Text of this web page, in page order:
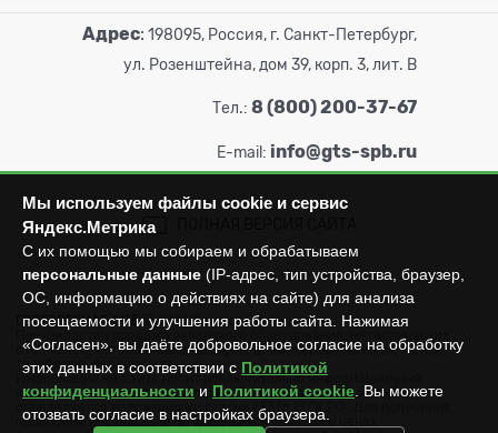
Адрес: 198095, Россия, г. Санкт-Петербург,
ул. Розенштейна, дом 39, корп. 3, лит. В
Тел.: 8 (800) 200-37-67
E-mail: info@gts-spb.ru
ГОРТОРГСНАБ СПб © 2026Все права защищены.
Производство продажа складского оборудования: металлических
стеллажей, металлических шкафов, штабелеров, тележек, талей,
тельферов, лебедок и пр.
Информация на сайте носит исключительно информационный
характер и не может считаться публичной офертой, которая
определяется положениями статьи 437 (п.2) ГК РФ. Для получения
подробной информации об имеющихся товарах и ценах
Мы используем файлы cookie и сервис
Яндекс.Метрика
С их помощью мы собираем и обрабатываем
персональные данные (IP-адрес, тип устройства, браузер,
ОС, информацию о действиях на сайте) для анализа
посещаемости и улучшения работы сайта. Нажимая
«Согласен», вы даёте добровольное согласие на обработку
этих данных в соответствии с Политикой
конфиденциальности и Политикой cookie . Вы можете
отозвать согласие в настройках браузера.